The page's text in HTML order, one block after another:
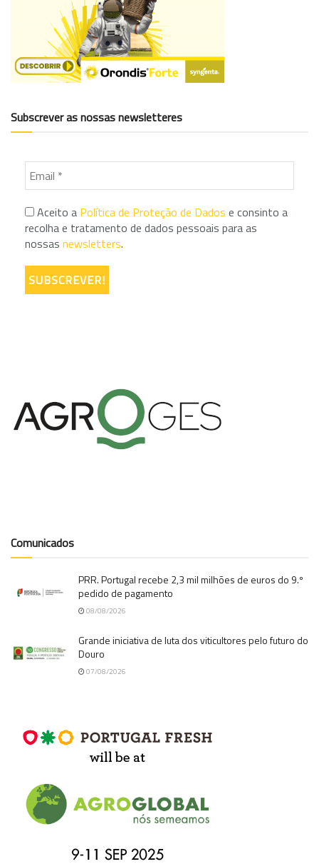
Subscrever as nossas newsletteres
Aceito a Política de Proteção de Dados e consinto a
recolha e tratamento de dados pessoais para as
nossas newsletters.
Comunicados
PRR. Portugal recebe 2,3 mil milhões de euros do 9.º
pedido de pagamento
08/08/2026
Grande iniciativa de luta dos viticultores pelo futuro do
Douro
07/08/2026